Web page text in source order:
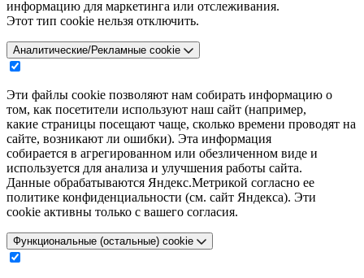
информацию для маркетинга или отслеживания.
Этот тип cookie нельзя отключить.
Аналитические/Рекламные cookie
Эти файлы cookie позволяют нам собирать информацию о
том, как посетители используют наш сайт (например,
какие страницы посещают чаще, сколько времени проводят на
сайте, возникают ли ошибки). Эта информация
собирается в агрегированном или обезличенном виде и
используется для анализа и улучшения работы сайта.
Данные обрабатываются Яндекс.Метрикой согласно ее
политике конфиденциальности (см. сайт Яндекса). Эти
cookie активны только с вашего согласия.
Функциональные (остальные) cookie